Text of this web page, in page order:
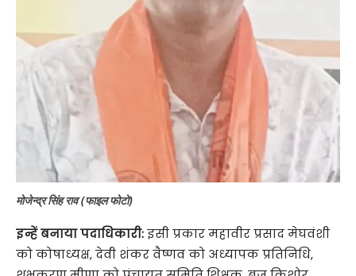
मोजेन्द्र सिंह राव (फाइल फोटो)
इन्हें बनाया पदाधिकारी:इसी प्रकार महावीर प्रसाद मेघवंशी
को कोषाध्यक्ष, देवी शंकर वैष्णव को अध्यापक प्रतिनिधि,